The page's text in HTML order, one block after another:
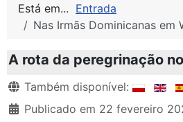
Está em... Entrada
Nas Irmãs Dominicanas em
A rota da peregrinação
Detalhes
Também disponível:
Publicado em 22 fevereiro